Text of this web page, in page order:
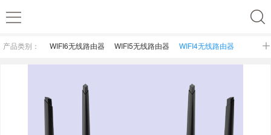
产品类别： WIFI6无线路由器 WIFI5无线路由器
WIFI4无线路由器